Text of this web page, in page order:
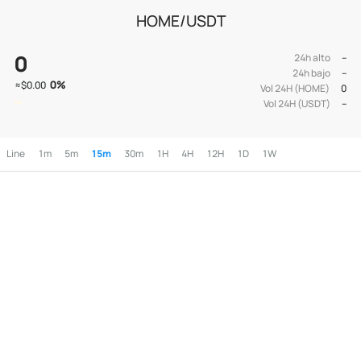
HOME/USDT
0
≈$0.00 0%
24h alto
--
24h bajo
--
Vol 24H (HOME)
0
Vol 24H (USDT)
--
Line 1m 5m 15m 30m 1H 4H 12H 1D 1W